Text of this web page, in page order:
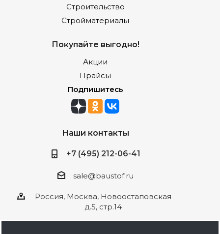
Строительство
Стройматериалы
Покупайте выгодно!
Акции
Прайсы
Подпишитесь
Наши контакты
+7 (495) 212-06-41
sale@baustof.ru
Россия, Москва, Новоостаповская
д.5, стр.14